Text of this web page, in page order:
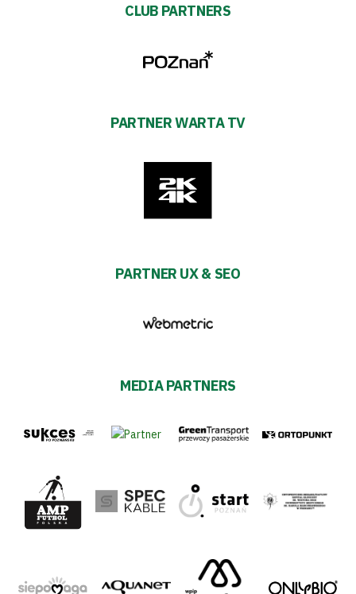
CLUB PARTNERS
PARTNER WARTA TV
PARTNER UX & SEO
MEDIA PARTNERS